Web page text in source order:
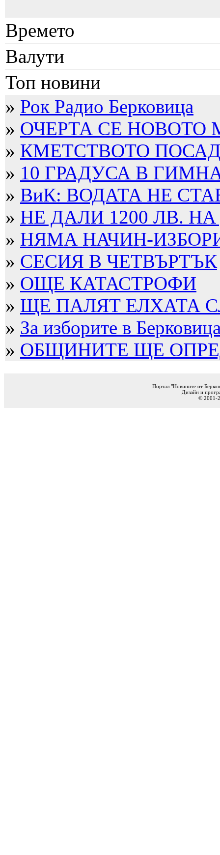
Времето
Валути
Топ новини
» Рок Радио Берковица
» ОЧЕРТА СЕ НОВОТО
» КМЕТСТВОТО
» 10 ГРАДУСА В
» ВиК: ВОДАТА НЕ
» НЕ ДАЛИ 1200 ЛВ.
» НЯМА НАЧИН-
» СЕСИЯ В ЧЕТВЪРТЪК
» ОЩЕ КАТАСТРОФИ
» ЩЕ ПАЛЯТ ЕЛХАТА
» За изборите в
» ОБЩИНИТЕ ЩЕ
Портал "Новините от
Дизайн и
© 2001-